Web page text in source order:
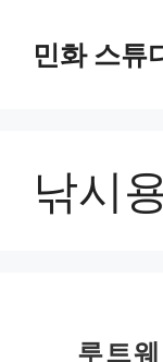
민화 스튜
낚시
루트